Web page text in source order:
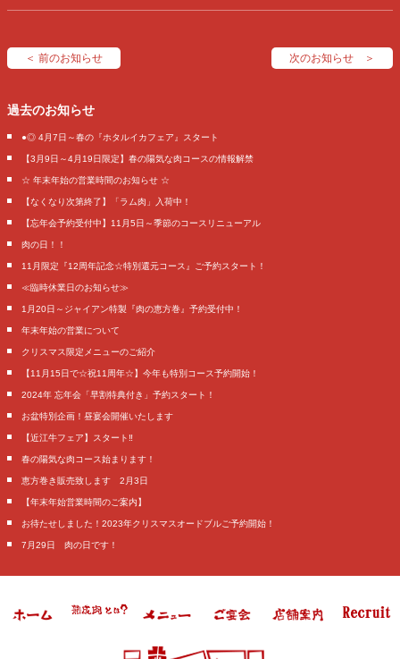
＜ 前のお知らせ 次のお知らせ ＞
過去のお知らせ
●◎ 4月7日～春の『ホタルイカフェア』スタート
【3月9日～4月19日限定】春の陽気な肉コースの情報解禁
☆ 年末年始の営業時間のお知らせ ☆
【なくなり次第終了】「ラム肉」入荷中！
【忘年会予約受付中】11月5日～季節のコースリニューアル
肉の日！！
11月限定『12周年記念☆特別還元コース』ご予約スタート！
≪臨時休業日のお知らせ≫
1月20日～ジャイアン特製『肉の恵方巻』予約受付中！
年末年始の営業について
クリスマス限定メニューのご紹介
【11月15日で☆祝11周年☆】今年も特別コース予約開始！
2024年 忘年会「早割特典付き」予約スタート！
お盆特別企画！昼宴会開催いたします
【近江牛フェア】スタート‼️
春の陽気な肉コース始まります！
恵方巻き販売致します 2月3日
【年末年始営業時間のご案内】
お待たせしました！2023年クリスマスオードブルご予約開始！
7月29日 肉の日です！